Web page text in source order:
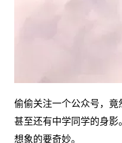
偷偷关注一个公众号，竟
甚至还有中学同学的身影
想象的要奇妙。